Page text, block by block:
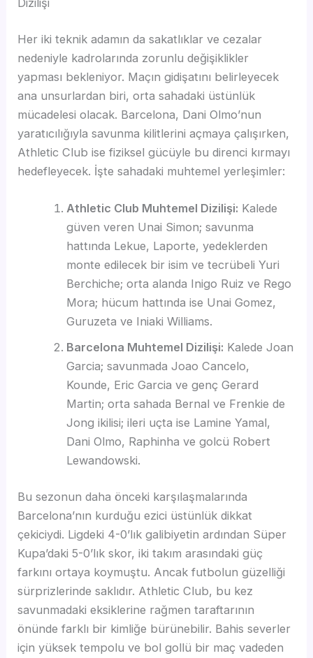
Dizilişi
Her iki teknik adamın da sakatlıklar ve cezalar
nedeniyle kadrolarında zorunlu değişiklikler
yapması bekleniyor. Maçın gidişatını belirleyecek
ana unsurlardan biri, orta sahadaki üstünlük
mücadelesi olacak. Barcelona, Dani Olmo’nun
yaratıcılığıyla savunma kilitlerini açmaya çalışırken,
Athletic Club ise fiziksel gücüyle bu direnci kırmayı
hedefleyecek. İşte sahadaki muhtemel yerleşimler:
Athletic Club Muhtemel Dizilişi: Kalede
güven veren Unai Simon; savunma
hattında Lekue, Laporte, yedeklerden
monte edilecek bir isim ve tecrübeli Yuri
Berchiche; orta alanda Inigo Ruiz ve Rego
Mora; hücum hattında ise Unai Gomez,
Guruzeta ve Iniaki Williams.
Barcelona Muhtemel Dizilişi: Kalede Joan
Garcia; savunmada Joao Cancelo,
Kounde, Eric Garcia ve genç Gerard
Martin; orta sahada Bernal ve Frenkie de
Jong ikilisi; ileri uçta ise Lamine Yamal,
Dani Olmo, Raphinha ve golcü Robert
Lewandowski.
Bu sezonun daha önceki karşılaşmalarında
Barcelona’nın kurduğu ezici üstünlük dikkat
çekiciydi. Ligdeki 4-0’lık galibiyetin ardından Süper
Kupa’daki 5-0’lık skor, iki takım arasındaki güç
farkını ortaya koymuştu. Ancak futbolun güzelliği
sürprizlerinde saklıdır. Athletic Club, bu kez
savunmadaki eksiklerine rağmen taraftarının
önünde farklı bir kimliğe bürünebilir. Bahis severler
için yüksek tempolu ve bol gollü bir maç vadeden